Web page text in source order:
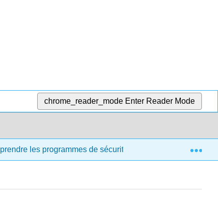
chrome_reader_mode Enter Reader Mode
les programmes de sécurité et de santé destinés